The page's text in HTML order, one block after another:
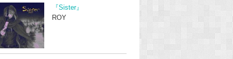
『Sister』
ROY